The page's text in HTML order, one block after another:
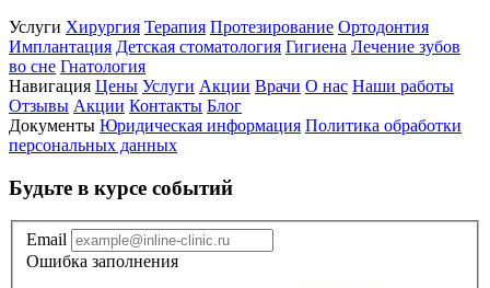
Услуги Хирургия Терапия Протезирование Ортодонтия
Имплантация Детская стоматология Гигиена Лечение зубов
во сне Гнатология
Навигация Цены Услуги Акции Врачи О нас Наши работы
Отзывы Акции Контакты Блог
Документы Юридическая информация Политика обработки
персональных данных
Будьте в курсе событий
Email
Ошибка заполнения